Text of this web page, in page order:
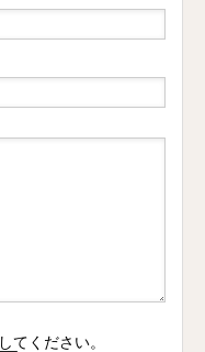
てください。